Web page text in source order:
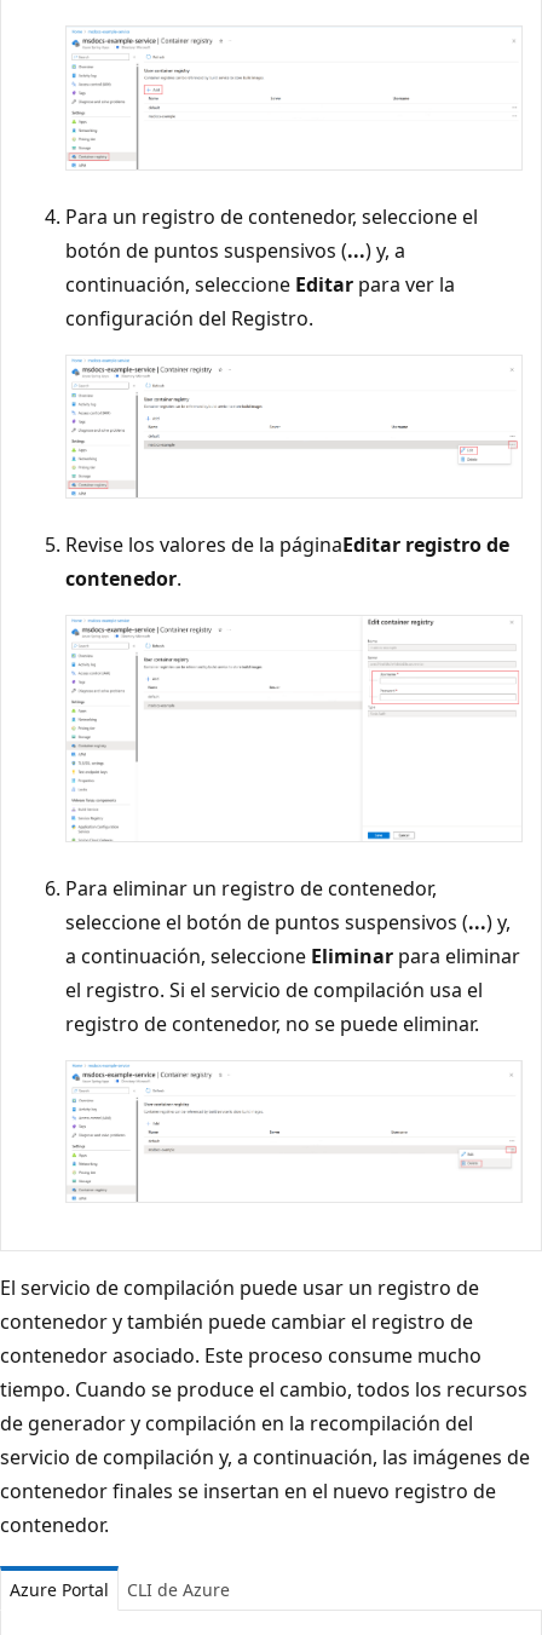
Para un registro de contenedor, seleccione el
botón de puntos suspensivos (...) y, a
continuación, seleccione Editar para ver la
configuración del Registro.
Revise los valores de la páginaEditar registro de
contenedor.
Para eliminar un registro de contenedor,
seleccione el botón de puntos suspensivos (...) y,
a continuación, seleccione Eliminar para eliminar
el registro. Si el servicio de compilación usa el
registro de contenedor, no se puede eliminar.
El servicio de compilación puede usar un registro de
contenedor y también puede cambiar el registro de
contenedor asociado. Este proceso consume mucho
tiempo. Cuando se produce el cambio, todos los recursos
de generador y compilación en la recompilación del
servicio de compilación y, a continuación, las imágenes de
contenedor finales se insertan en el nuevo registro de
contenedor.
Azure Portal CLI de Azure